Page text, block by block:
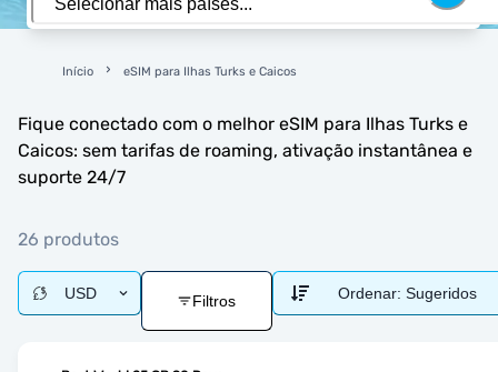
Início eSIM para Ilhas Turks e Caicos
Fique conectado com o melhor eSIM para Ilhas Turks e
Caicos: sem tarifas de roaming, ativação instantânea e
suporte 24/7
26 produtos
USD Filtros Ordenar: Sugeridos